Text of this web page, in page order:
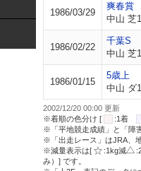
1986/03/29
爽春賞
中山 芝
1986/02/22
千葉S
中山 芝
1986/01/15
5歳上
中山 ダ
2002/12/20 00:00 更新
※着順の色分け [
:1着
※「平地競走成績」と「障
※「出走レース」はJRA、
※減量表示は[
:1kg減
み）] です。